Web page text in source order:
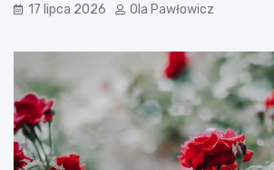
17 lipca 2026 Ola Pawłowicz